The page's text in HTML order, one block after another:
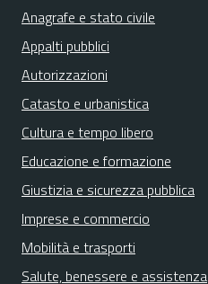
Anagrafe e stato civile
Appalti pubblici
Autorizzazioni
Catasto e urbanistica
Cultura e tempo libero
Educazione e formazione
Giustizia e sicurezza pubblica
Imprese e commercio
Mobilità e trasporti
Salute, benessere e assistenza